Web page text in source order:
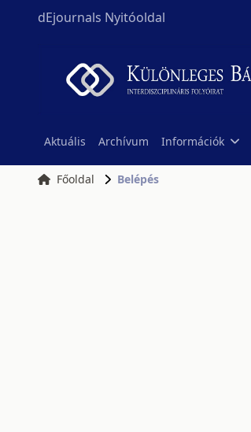
dEjournals Nyitóoldal
Aktuális Archívum Információk
Főoldal Belépés